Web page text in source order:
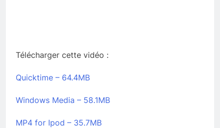
Télécharger cette vidéo :
Quicktime – 64.4MB
Windows Media – 58.1MB
MP4 for Ipod – 35.7MB